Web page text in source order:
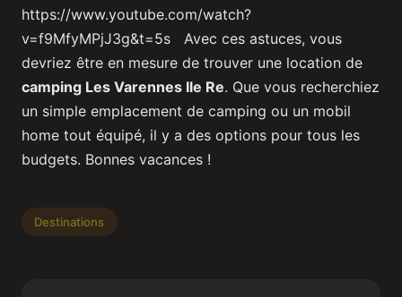
https://www.youtube.com/watch?
v=f9MfyMPjJ3g&t=5s Avec ces astuces, vous
devriez être en mesure de trouver une location de
camping Les Varennes Ile Re. Que vous recherchiez
un simple emplacement de camping ou un mobil
home tout équipé, il y a des options pour tous les
budgets. Bonnes vacances !
Destinations